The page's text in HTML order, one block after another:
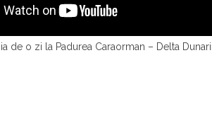
de o zi la Padurea Caraorman – Delta Dunarii